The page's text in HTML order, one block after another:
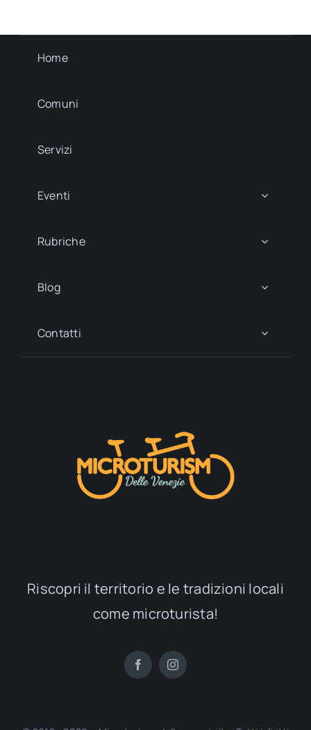
Home
Comuni
Servizi
Eventi
Rubriche
Blog
Contatti
Riscopri il territorio e le tradizioni locali
come microturista!